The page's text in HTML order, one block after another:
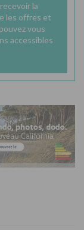
la
les offres et
vous
accessibles